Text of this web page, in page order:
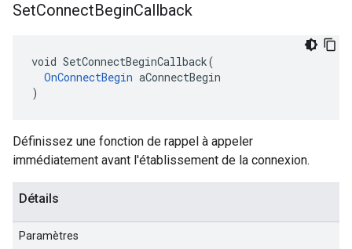
SetConnectBeginCallback
void SetConnectBeginCallback(
OnConnectBegin aConnectBegin
)
Définissez une fonction de rappel à appeler
immédiatement avant l'établissement de la connexion.
Détails
Paramètres